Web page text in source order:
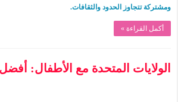
ومشتركة تتجاوز الحدود والثقافات.
أكمل القراءة »
الولايات المتحدة مع الأطفال: أفضل 5 مدن